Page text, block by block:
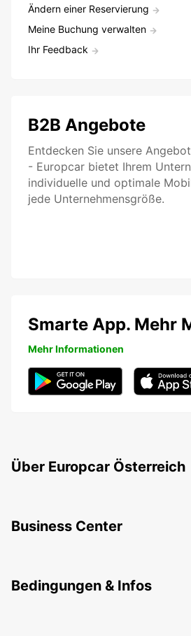
Ändern einer Reservierung
Meine Buchung verwalten
Ihr Feedback
B2B Angebote
Entdecken Sie unsere
- Europcar bietet Ihrem
individuelle und optimale
jede Unternehmensgröße.
Smarte App. Mehr
Mehr Informationen
Über Europcar Österreich
Business Center
Bedingungen & Infos